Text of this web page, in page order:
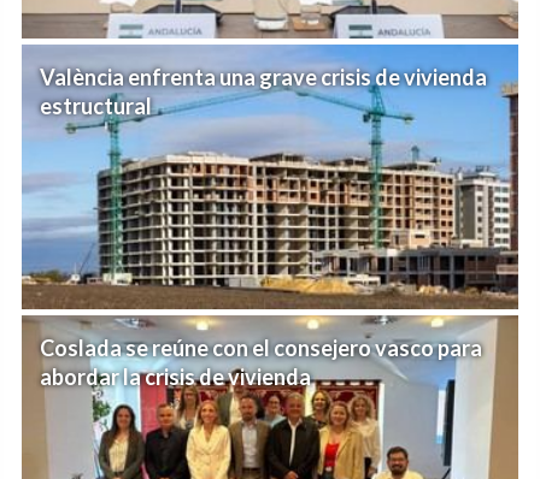
València enfrenta una grave crisis de vivienda
estructural
Coslada se reúne con el consejero vasco para
abordar la crisis de vivienda